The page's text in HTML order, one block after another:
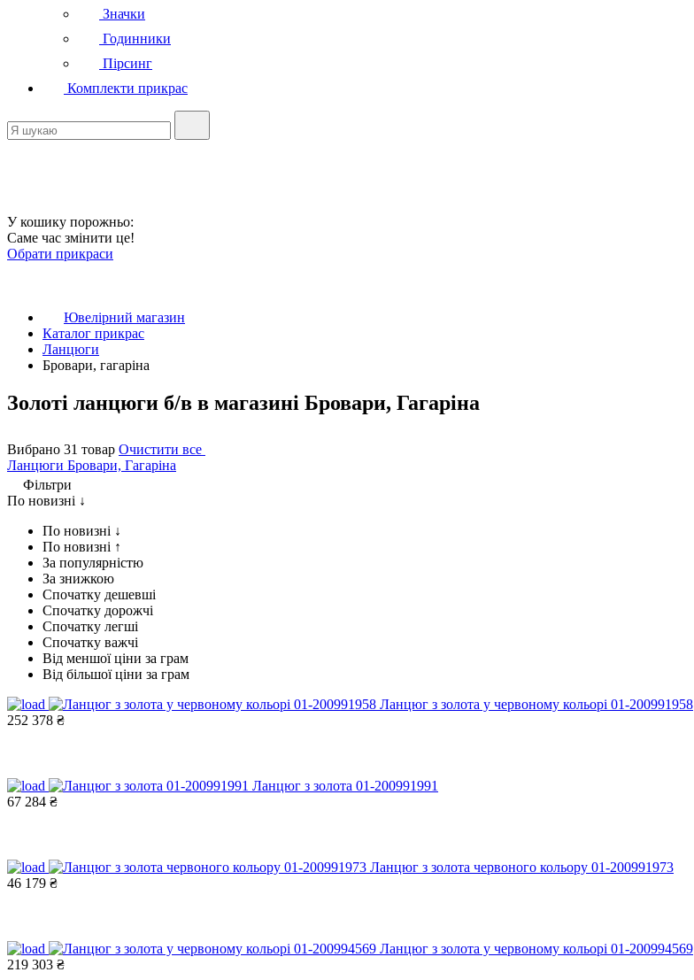
Значки
Годинники
Пірсинг
Комплекти прикрас
У кошику порожньо:
Саме час змінити це!
Обрати прикраси
Ювелірний магазин
Каталог прикрас
Ланцюги
Бровари, гагаріна
Золоті ланцюги б/в в магазині Бровари, Гагаріна
Вибрано 31 товар Очистити все
Ланцюги Бровари, Гагаріна
Фільтри
По новизні ↓
По новизні ↓
По новизні ↑
За популярністю
За знижкою
Спочатку дешевші
Спочатку дорожчі
Спочатку легші
Спочатку важчі
Від меншої ціни за грам
Від більшої ціни за грам
Ланцюг з золота у червоному кольорі 01-200991958
252 378 ₴
Ланцюг з золота 01-200991991
67 284 ₴
Ланцюг з золота червоного кольору 01-200991973
46 179 ₴
Ланцюг з золота у червоному кольорі 01-200994569
219 303 ₴